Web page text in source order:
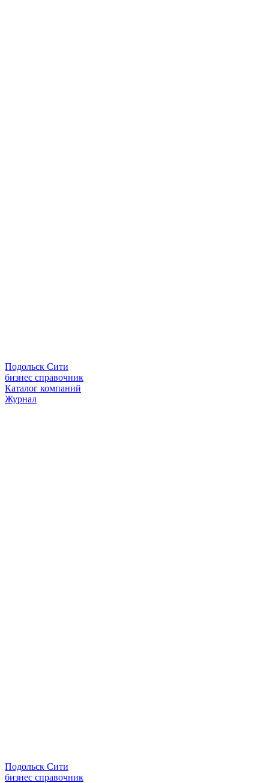
Подольск Сити
бизнес справочник
Каталог компаний
Журнал
Подольск Сити
бизнес справочник